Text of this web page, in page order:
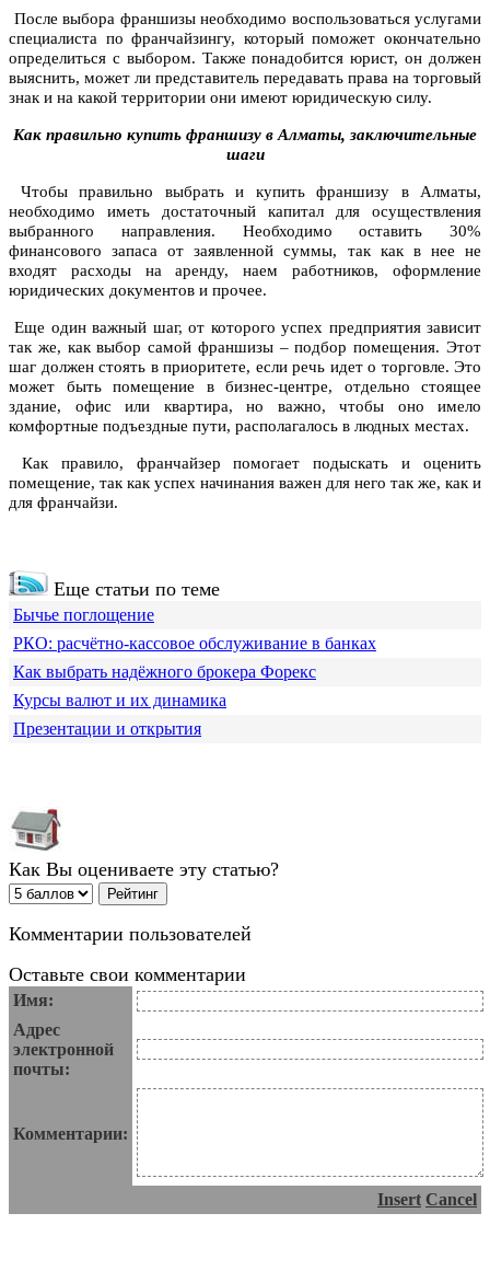
После выбора франшизы необходимо воспользоваться услугами
специалиста по франчайзингу, который поможет окончательно
определиться с выбором. Также понадобится юрист, он должен
выяснить, может ли представитель передавать права на торговый
знак и на какой территории они имеют юридическую силу.
Как правильно купить франшизу в Алматы, заключительные
шаги
Чтобы правильно выбрать и купить франшизу в Алматы,
необходимо иметь достаточный капитал для осуществления
выбранного направления. Необходимо оставить 30%
финансового запаса от заявленной суммы, так как в нее не
входят расходы на аренду, наем работников, оформление
юридических документов и прочее.
Еще один важный шаг, от которого успех предприятия зависит
так же, как выбор самой франшизы – подбор помещения. Этот
шаг должен стоять в приоритете, если речь идет о торговле. Это
может быть помещение в бизнес-центре, отдельно стоящее
здание, офис или квартира, но важно, чтобы оно имело
комфортные подъездные пути, располагалось в людных местах.
Как правило, франчайзер помогает подыскать и оценить
помещение, так как успех начинания важен для него так же, как и
для франчайзи.
Еще статьи по теме
Бычье поглощение
РКО: расчётно-кассовое обслуживание в банках
Как выбрать надёжного брокера Форекс
Курсы валют и их динамика
Презентации и открытия
Как Вы оцениваете эту статью?
Комментарии пользователей
Оставьте свои комментарии
Имя:
Адрес
электронной
почты:
Комментарии:
Insert Cancel